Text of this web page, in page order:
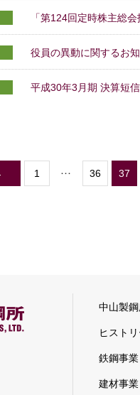
「第124回定時株主総
役員の異動に関するお
平成30年3月期 決算短信
1 36 37
中山製
ヒスト
鉄鋼事業
建材事業